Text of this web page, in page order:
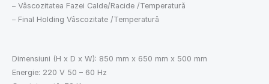
– Vâscozitatea Fazei Calde/Racide /Temperatură
– Final Holding Vâscozitate /Temperatură
Dimensiuni (H x D x W): 850 mm x 650 mm x 500 mm
Energie: 220 V 50 – 60 Hz